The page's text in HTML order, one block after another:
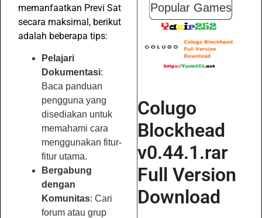
memanfaatkan Previ Sat
secara maksimal, berikut
adalah beberapa tips:
Pelajari
Dokumentasi:
Baca panduan
pengguna yang
disediakan untuk
memahami cara
menggunakan fitur-
fitur utama.
Bergabung
dengan
Komunitas: Cari
forum atau grup
Popular Games
Colugo
Blockhead
v0.44.1.rar
Full Version
Download